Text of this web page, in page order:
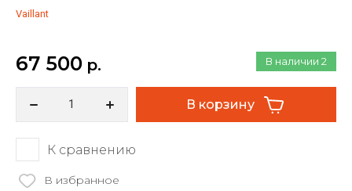
Vaillant
В наличии 2
67 500 р.
В корзину
К сравнению
В избранное